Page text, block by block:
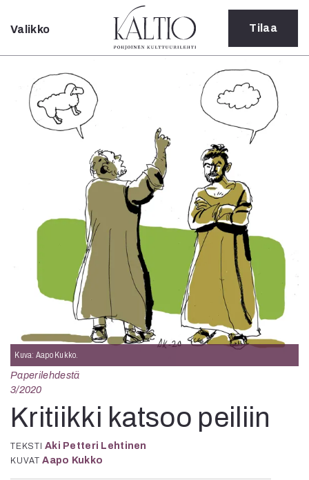
Sulje
Kategoriat
Tanssi
Tanssi
Sarjakuva
Sámegillii
Pääkirjoitus
Paperilehdestä
Oulu2026
Näyttelyt
Musiikki
Levyt
Kuvataide
Kirjat
In English
Esitystaide
Arkisto
4/2026
2–3/2026
Valikko Tilaa
Kuva: Aapo Kukko.
Paperilehdestä
3/2020
Kritiikki katsoo peiliin
TEKSTI Aki Petteri Lehtinen
KUVAT Aapo Kukko